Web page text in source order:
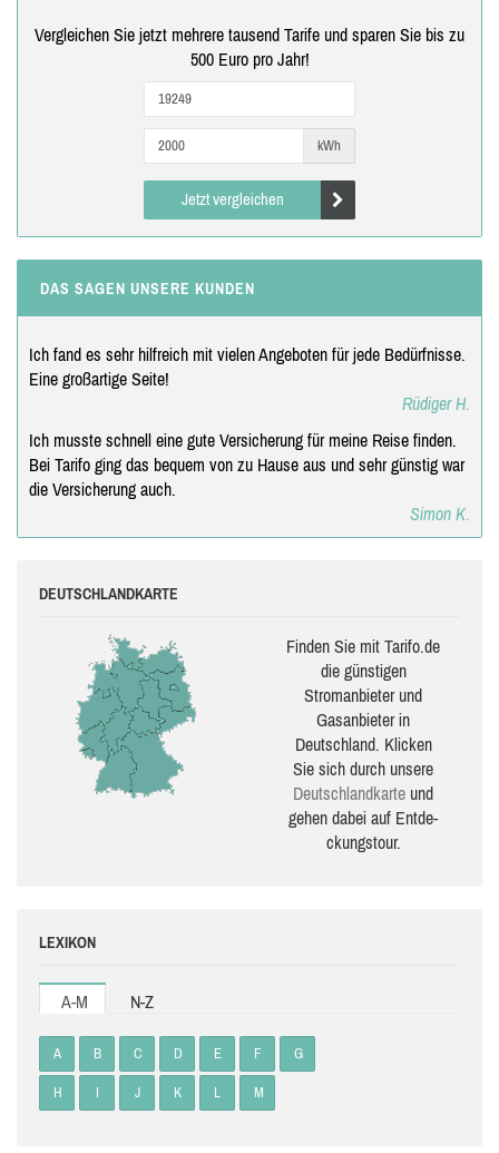
Vergleichen Sie jetzt mehrere tausend Tarife und sparen Sie bis zu
500 Euro pro Jahr!
kWh
Jetzt vergleichen
DAS SAGEN UNSERE KUNDEN
Ich fand es sehr hilfreich mit vielen Angeboten für jede Bedürfnisse.
Eine großartige Seite!
Rüdiger H.
Ich musste schnell eine gute Versicherung für meine Reise finden.
Bei Tarifo ging das bequem von zu Hause aus und sehr günstig war
die Versicherung auch.
Simon K.
DEUTSCHLANDKARTE
Finden Sie mit Tarifo.de
die güns­ti­gen
Stromanbieter und
Gasanbieter in
Deutschland. Klicken
Sie sich durch unsere
Deutsch­land­karte und
gehen dabei auf Ent­de­
ckungs­tour.
LEXIKON
A-M N-Z
A B C D E F G
H I J K L M